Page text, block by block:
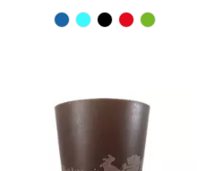
BleuBleuNoirRouge
Vert